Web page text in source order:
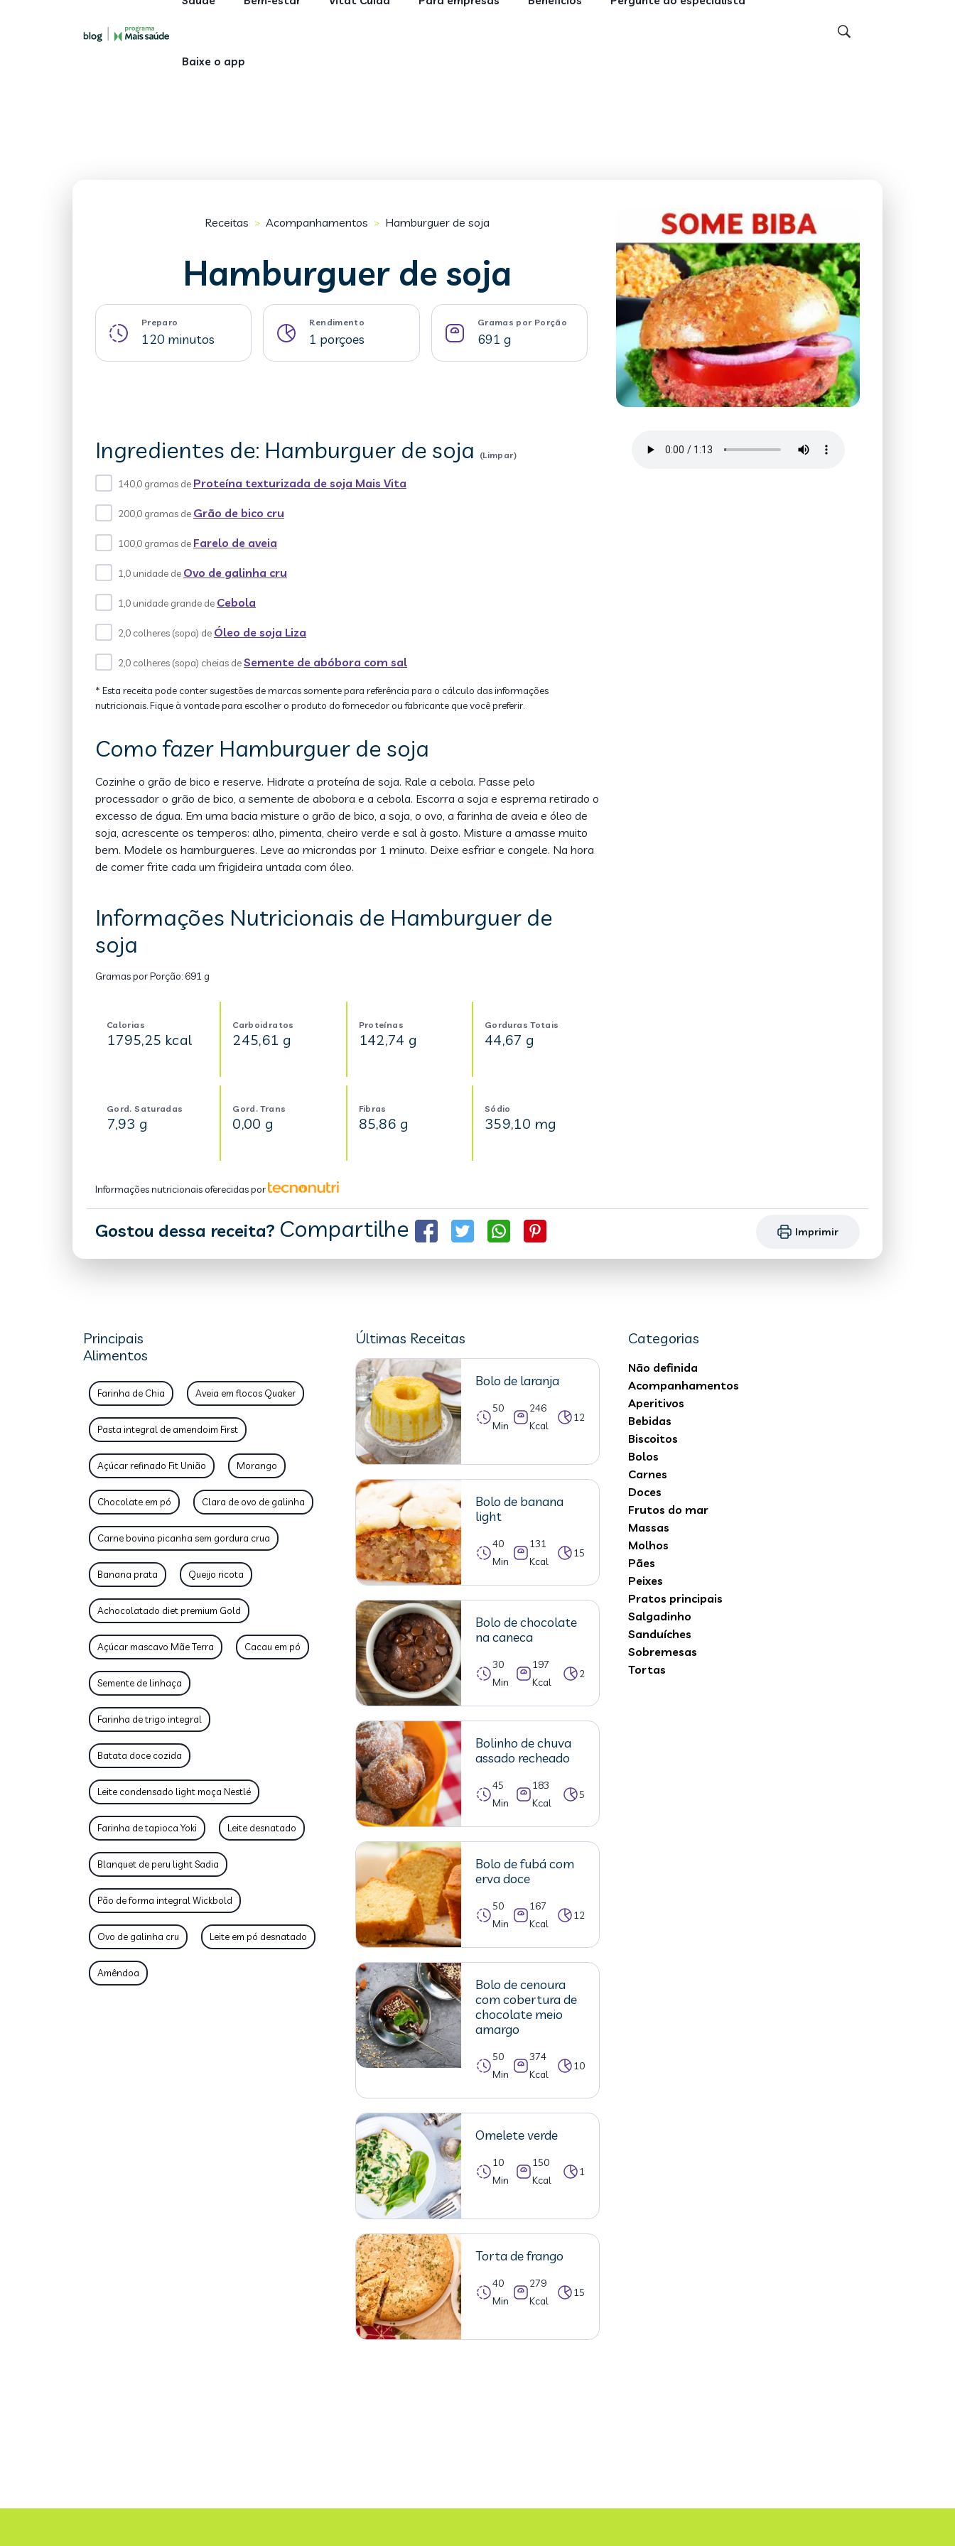
Baixe o app
Receitas > Acompanhamentos > Hamburguer de soja
Hamburguer de soja
Preparo
120 minutos
Rendimento
1 porçoes
Gramas por Porção
691 g
Ingredientes de: Hamburguer de soja (Limpar)
140,0 gramas de Proteína texturizada de soja Mais Vita
200,0 gramas de Grão de bico cru
100,0 gramas de Farelo de aveia
1,0 unidade de Ovo de galinha cru
1,0 unidade grande de Cebola
2,0 colheres (sopa) de Óleo de soja Liza
2,0 colheres (sopa) cheias deSemente de abóbora com sal
* Esta receita pode conter sugestões de marcas somente para referência para o cálculo das informações
nutricionais. Fique à vontade para escolher o produto do fornecedor ou fabricante que você preferir.
Como fazer Hamburguer de soja
Cozinhe o grão de bico e reserve. Hidrate a proteína de soja. Rale a cebola. Passe pelo
processador o grão de bico, a semente de abobora e a cebola. Escorra a soja e esprema retirado o
excesso de água. Em uma bacia misture o grão de bico, a soja, o ovo, a farinha de aveia e óleo de
soja, acrescente os temperos: alho, pimenta, cheiro verde e sal à gosto. Misture a amasse muito
bem. Modele os hamburgueres. Leve ao microndas por 1 minuto. Deixe esfriar e congele. Na hora
de comer frite cada um frigideira untada com óleo.
Informações Nutricionais de Hamburguer de
soja
Gramas por Porção:691 g
Calorias
1795,25 kcal
Carboidratos
245,61 g
Proteínas
142,74 g
Gorduras Totais
44,67 g
Gord. Saturadas
7,93 g
Gord. Trans
0,00 g
Fibras
85,86 g
Sódio
359,10 mg
Informações nutricionais oferecidas por
Gostou dessa receita? Compartilhe Imprimir
Principais
Alimentos
Farinha de Chia Aveia em flocos Quaker
Pasta integral de amendoim First
Açúcar refinado Fit União Morango
Chocolate em pó Clara de ovo de galinha
Carne bovina picanha sem gordura crua
Banana prata Queijo ricota
Achocolatado diet premium Gold
Açúcar mascavo Mãe Terra Cacau em pó
Semente de linhaça
Farinha de trigo integral
Batata doce cozida
Leite condensado light moça Nestlé
Farinha de tapioca Yoki Leite desnatado
Blanquet de peru light Sadia
Pão de forma integral Wickbold
Ovo de galinha cru Leite em pó desnatado
Amêndoa
Últimas Receitas
Bolo de laranja
50
Min
246
Kcal
12
Bolo de banana
light
40
Min
131
Kcal
15
Bolo de chocolate
na caneca
30
Min
197
Kcal
2
Bolinho de chuva
assado recheado
45
Min
183
Kcal
5
Bolo de fubá com
erva doce
50
Min
167
Kcal
12
Bolo de cenoura
com cobertura de
chocolate meio
amargo
50
Min
374
Kcal
10
Omelete verde
10
Min
150
Kcal
1
Torta de frango
40
Min
279
Kcal
15
Categorias
Não definida
Acompanhamentos
Aperitivos
Bebidas
Biscoitos
Bolos
Carnes
Doces
Frutos do mar
Massas
Molhos
Pães
Peixes
Pratos principais
Salgadinho
Sanduíches
Sobremesas
Tortas